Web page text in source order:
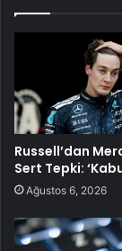
Russell’dan
Sert Tepki:
Ağustos 6, 2026